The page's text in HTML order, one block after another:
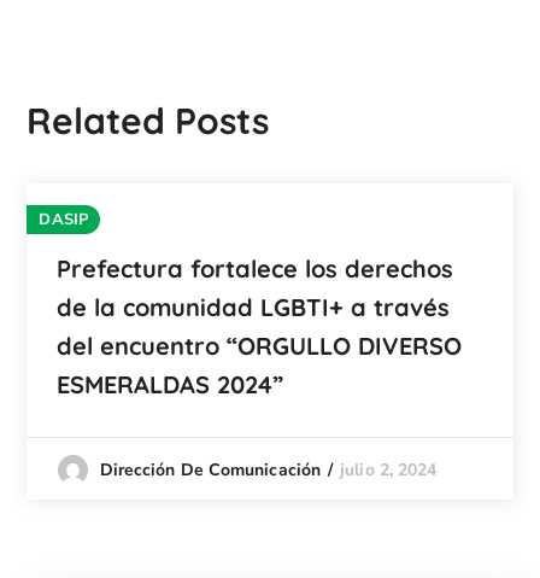
Related Posts
DASIP
Prefectura fortalece los derechos
de la comunidad LGBTI+ a través
del encuentro “ORGULLO DIVERSO
ESMERALDAS 2024”
Dirección De Comunicación julio 2, 2024